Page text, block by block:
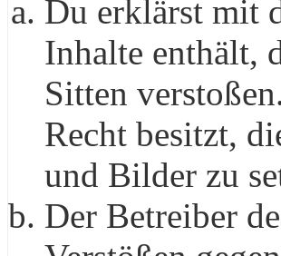
Du erklärst mit
Inhalte enthält,
Sitten
Recht besitzt,
und Bilder zu
Der Betreiber